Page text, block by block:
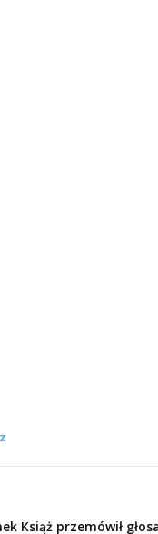
Książ przemówił